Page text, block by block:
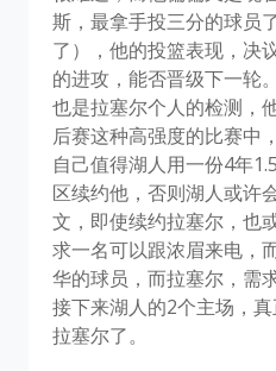
斯，最拿手投三分的球员
了），他的投篮表现，决
的进攻，能否晋级下一轮
也是拉塞尔个人的检测，
后赛这种高强度的比赛中
自己值得湖人用一份4年
区续约他，否则湖人或许
文，即使续约拉塞尔，也
求一名可以跟浓眉来电，
华的球员，而拉塞尔，需
接下来湖人的2个主场，
拉塞尔了。